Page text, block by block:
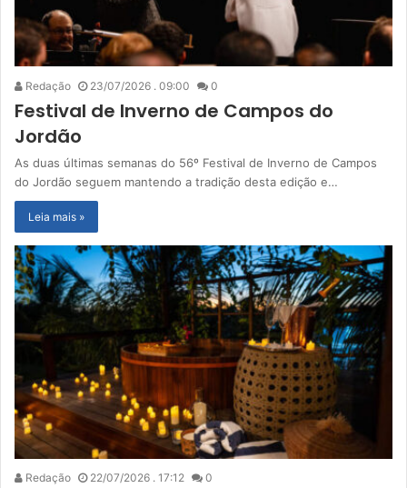
Redação 23/07/2026 . 09:00 0
Festival de Inverno de Campos do
Jordão
As duas últimas semanas do 56º Festival de Inverno de Campos
do Jordão seguem mantendo a tradição desta edição e…
Leia mais »
Redação 22/07/2026 . 17:12 0